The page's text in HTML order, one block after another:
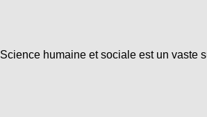
humaine et sociale est un vaste